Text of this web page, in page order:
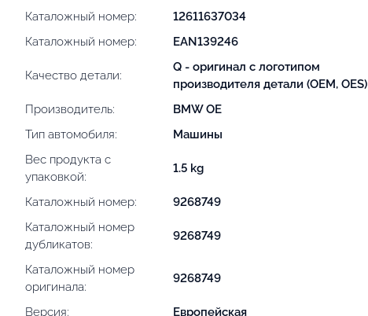
Каталожный номер:
12611637034
Каталожный номер:
EAN139246
Качество детали:
Q - оригинал с логотипом
производителя детали (OEM, OES)
Производитель:
BMW OE
Тип автомобиля:
Машины
Вес продукта с
упаковкой:
1.5 kg
Каталожный номер:
9268749
Каталожный номер
дубликатов:
9268749
Каталожный номер
оригинала:
9268749
Версия: Европейская